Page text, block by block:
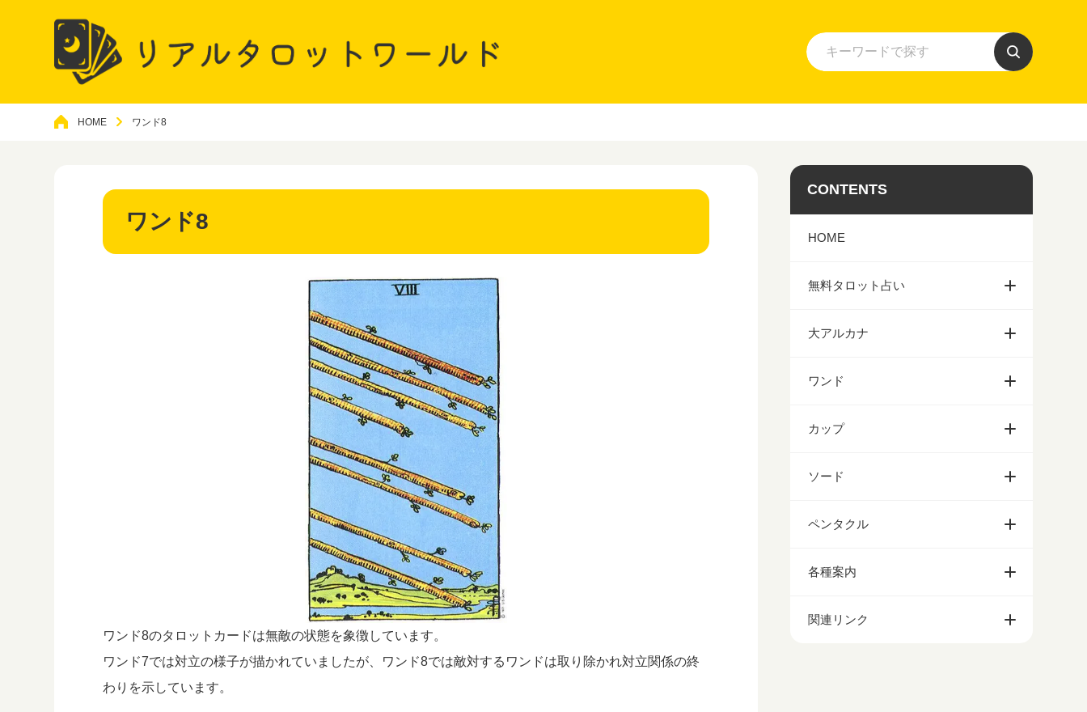
HOME ワンド8
ワンド8
ワンド8のタロットカードは無敵の状態を象徴しています。
ワンド7では対立の様子が描かれていましたが、ワンド8では敵対するワンドは取り除かれ対立関係の終
わりを示しています。
CONTENTS
HOME
無料タロット占い
大アルカナ
ワンド
カップ
ソード
ペンタクル
各種案内
関連リンク